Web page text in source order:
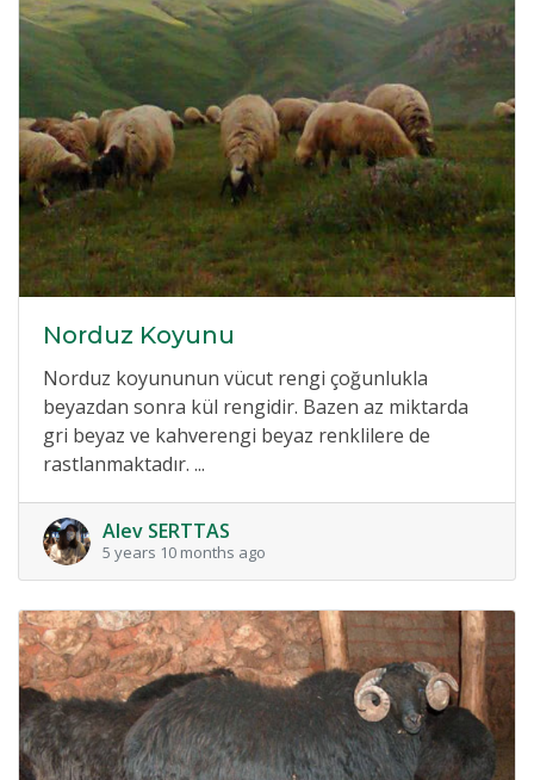
Norduz Koyunu
Norduz koyununun vücut rengi çoğunlukla
beyazdan sonra kül rengidir. Bazen az miktarda
gri beyaz ve kahverengi beyaz renklilere de
rastlanmaktadır. ...
Alev SERTTAS
5 years 10 months ago